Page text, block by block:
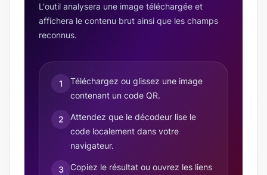
L'outil analysera une image téléchargée et
affichera le contenu brut ainsi que les champs
reconnus.
1
Téléchargez ou glissez une image
contenant un code QR.
2
Attendez que le décodeur lise le
code localement dans votre
navigateur.
3
Copiez le résultat ou ouvrez les liens